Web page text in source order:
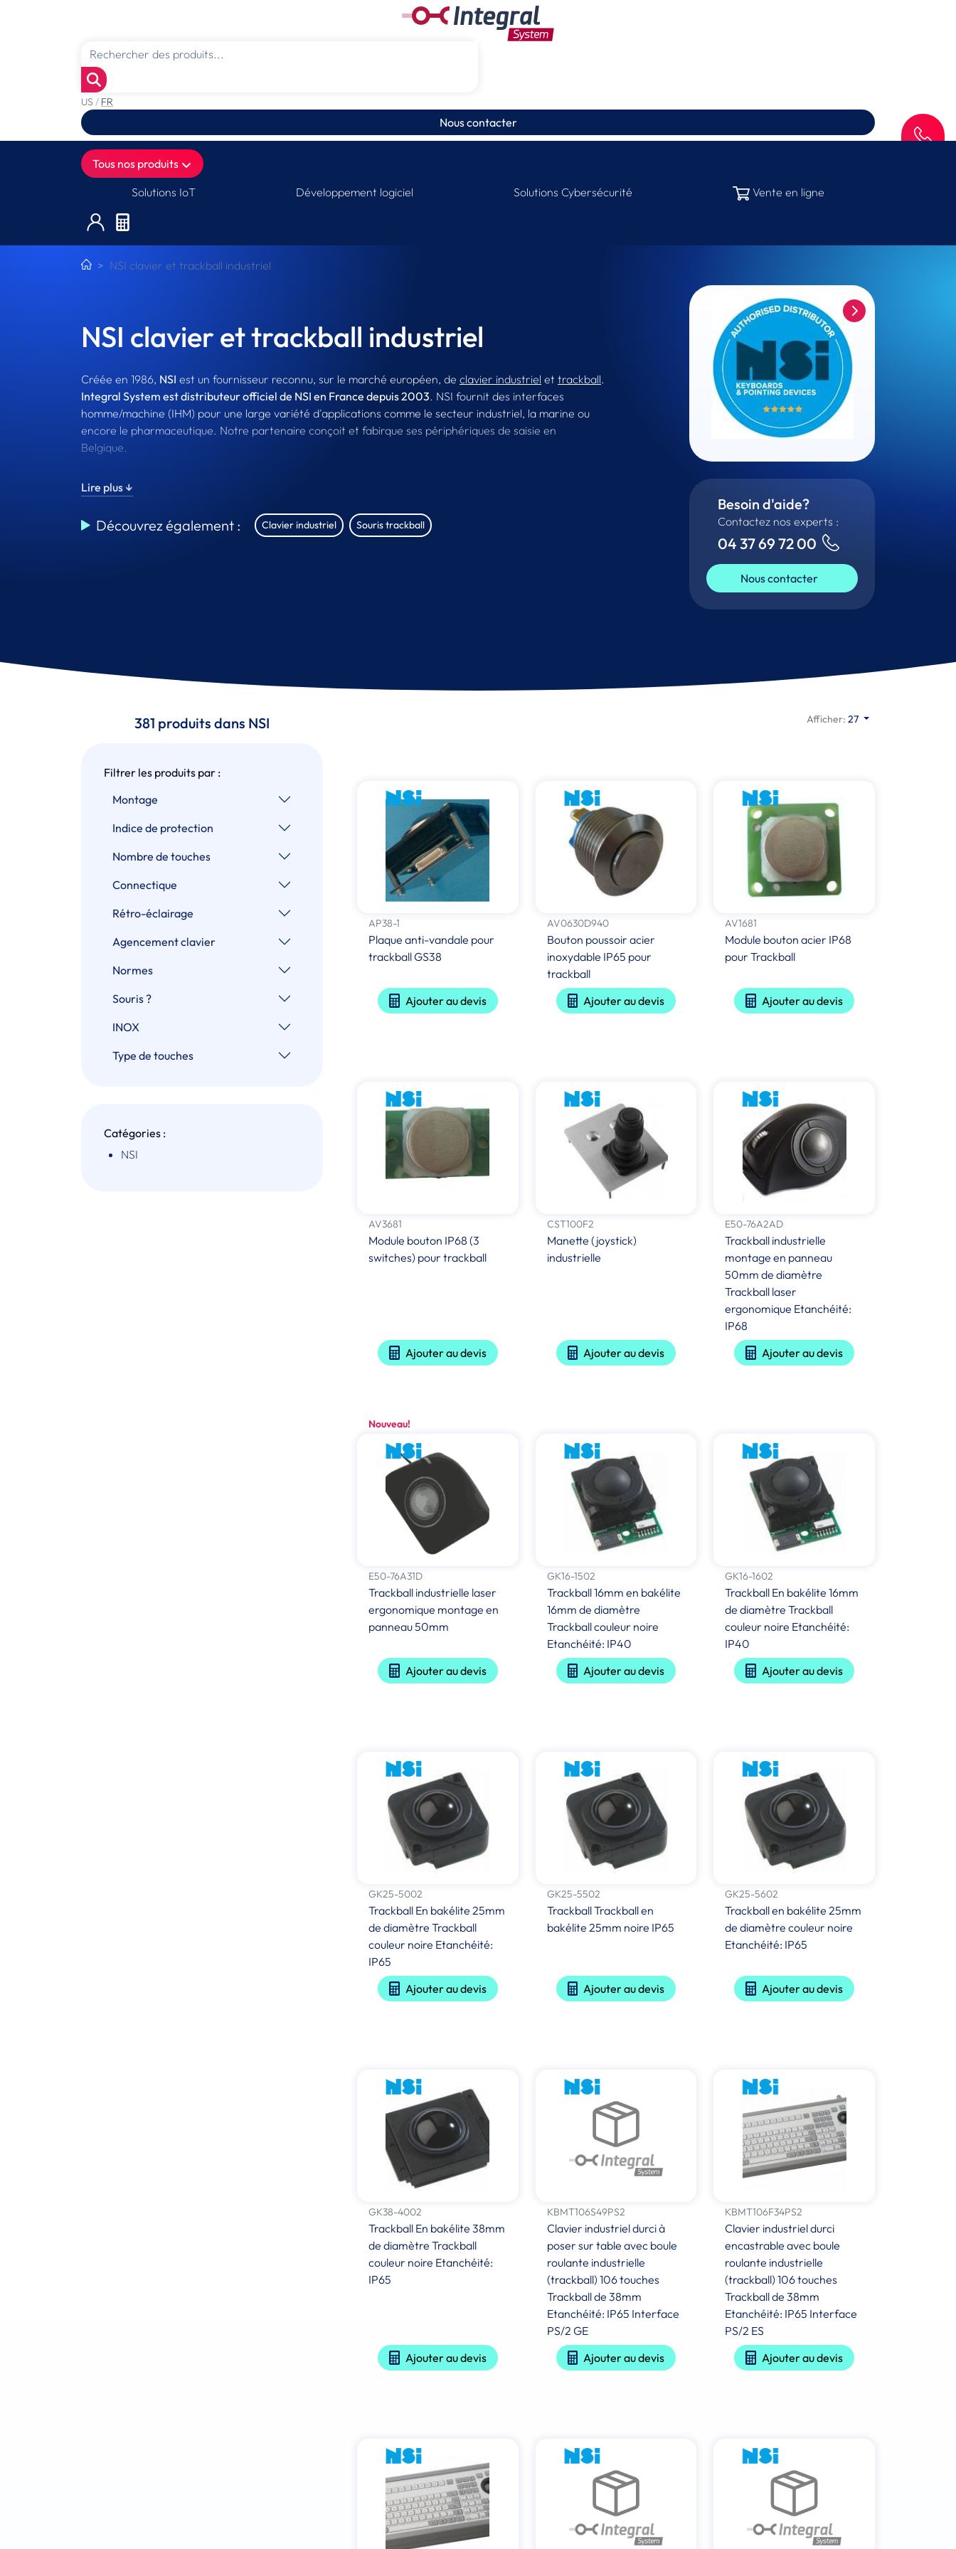
US / FR
Nous contacter
Tous nos produits
Solutions IoT Développement logiciel Solutions Cybersécurité Vente en ligne
NSI clavier et trackball industriel
Besoin d'aide?
Contactez nos experts :
04 37 69 72 00
Nous contacter
NSI clavier et trackball industriel
Créée en 1986, NSI est un fournisseur reconnu, sur le marché européen, de clavier industriel et trackball.
Integral System est distributeur officiel de NSI en France depuis 2003. NSI fournit des interfaces
homme/machine (IHM) pour une large variété d'applications comme le secteur industriel, la marine ou
encore le pharmaceutique. Notre partenaire conçoit et fabirque ses périphériques de saisie en
Belgique.
Toute la conception mécanique et électrique est réalisée en interne. Les claviers et systèmes de
pointage répondent aussi bien aux applications industrielles (machines, process..) qu'à celles du médical,
de la marine, des bornes d’informations et du militaire.
Lire plus ↓
Découvrez également : Clavier industriel Souris trackball
381 produits dans NSI
Filtrer les produits par :
Montage
Indice de protection
Nombre de touches
Connectique
Rétro-éclairage
Agencement clavier
Normes
Souris ?
INOX
Type de touches
Catégories :
NSI
Afficher:27
AP38-1
Plaque anti-vandale pour
trackball GS38
Ajouter au devis
AV0630D940
Bouton poussoir acier
inoxydable IP65 pour
trackball
Ajouter au devis
AV1681
Module bouton acier IP68
pour Trackball
Ajouter au devis
AV3681
Module bouton IP68 (3
switches) pour trackball
Ajouter au devis
CST100F2
Manette (joystick)
industrielle
Ajouter au devis
E50-76A2AD
Trackball industrielle
montage en panneau
50mm de diamètre
Trackball laser
ergonomique Etanchéité:
IP68
Ajouter au devis
Nouveau!
E50-76A31D
Trackball industrielle laser
ergonomique montage en
panneau 50mm
Ajouter au devis
GK16-1502
Trackball 16mm en bakélite
16mm de diamètre
Trackball couleur noire
Etanchéité: IP40
Ajouter au devis
GK16-1602
Trackball En bakélite 16mm
de diamètre Trackball
couleur noire Etanchéité:
IP40
Ajouter au devis
GK25-5002
Trackball En bakélite 25mm
de diamètre Trackball
couleur noire Etanchéité:
IP65
Ajouter au devis
GK25-5502
Trackball Trackball en
bakélite 25mm noire IP65
Ajouter au devis
GK25-5602
Trackball en bakélite 25mm
de diamètre couleur noire
Etanchéité: IP65
Ajouter au devis
GK38-4002
Trackball En bakélite 38mm
de diamètre Trackball
couleur noire Etanchéité:
IP65
Ajouter au devis
KBMT106S49PS2
Clavier industriel durci à
poser sur table avec boule
roulante industrielle
(trackball) 106 touches
Trackball de 38mm
Etanchéité: IP65 Interface
PS/2 GE
Ajouter au devis
KBMT106F34PS2
Clavier industriel durci
encastrable avec boule
roulante industrielle
(trackball) 106 touches
Trackball de 38mm
Etanchéité: IP65 Interface
PS/2 ES
Ajouter au devis